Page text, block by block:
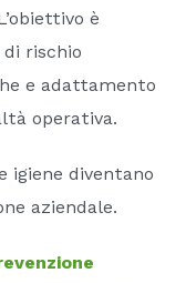
è
rischio
e adattamento
operativa.
igiene diventano
aziendale.